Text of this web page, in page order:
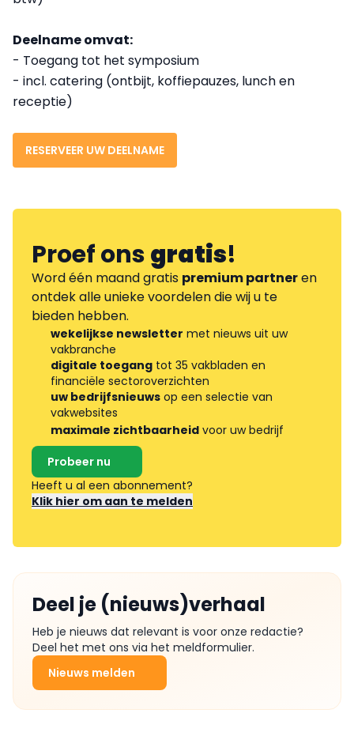
Deelname omvat:
- Toegang tot het symposium
- incl. catering (ontbijt, koffiepauzes, lunch en
receptie)
RESERVEER UW DEELNAME
Proef onsgratis!
Word één maand gratis premium partneren
ontdek alle unieke voordelen die wij u te
bieden hebben.
wekelijkse newsletter met nieuws uit uw
vakbranche
digitale toegang tot 35 vakbladen en
financiële sectoroverzichten
uw bedrijfsnieuws op een selectie van
vakwebsites
maximale zichtbaarheid voor uw bedrijf
Probeer nu
Heeft u al een abonnement?
Klik hier om aan te melden
Deel je (nieuws)verhaal
Heb je nieuws dat relevant is voor onze redactie?
Deel het met ons via het meldformulier.
Nieuws melden